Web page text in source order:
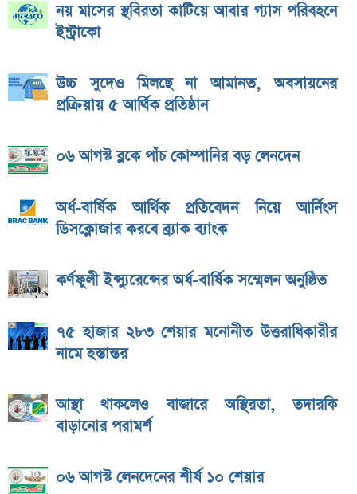
নয় মাসের স্থবিরতা কাটিয়ে আবার গ্যাস পরিবহনে
ইন্ট্রাকো
উচ্চ সুদেও মিলছে না আমানত, অবসায়নের
প্রক্রিয়ায় ৫ আর্থিক প্রতিষ্ঠান
০৬ আগস্ট ব্লকে পাঁচ কোম্পানির বড় লেনদেন
অর্ধ-বার্ষিক আর্থিক প্রতিবেদন নিয়ে আর্নিংস
ডিসক্লোজার করবে ব্র্যাক ব্যাংক
কর্ণফুলী ইন্স্যুরেন্সের অর্ধ-বার্ষিক সম্মেলন অনুষ্ঠিত
৭৫ হাজার ২৮৩ শেয়ার মনোনীত উত্তরাধিকারীর
নামে হস্তান্তর
আস্থা থাকলেও বাজারে অস্থিরতা, তদারকি
বাড়ানোর পরামর্শ
০৬ আগস্ট লেনদেনের শীর্ষ ১০ শেয়ার